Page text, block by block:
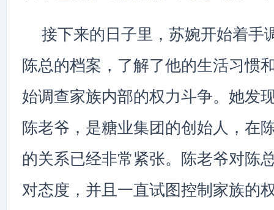
接下来的日子里，苏婉开始着手
陈总的档案，了解了他的生活习惯
始调查家族内部的权力斗争。她发
陈老爷，是糖业集团的创始人，在
的关系已经非常紧张。陈老爷对陈
对态度，并且一直试图控制家族的